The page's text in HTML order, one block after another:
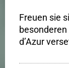
Freuen sie
d’Azur